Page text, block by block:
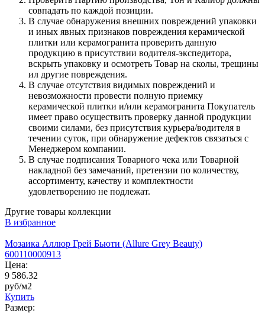
совпадать по каждой позиции.
В случае обнаружения внешних повреждений упаковки
и иных явных признаков повреждения керамической
плитки или керамогранита проверить данную
продукцию в присутствии водителя-экспедитора,
вскрыть упаковку и осмотреть Товар на сколы, трещины
ил другие повреждения.
В случае отсутствия видимых повреждений и
невозможности провести полную приемку
керамической плитки и/или керамогранита Покупатель
имеет право осуществить проверку данной продукции
своими силами, без присутствия курьера/водителя в
течении суток, при обнаружение дефектов связаться с
Менеджером компании.
В случае подписания Товарного чека или Товарной
накладной без замечаний, претензии по количеству,
ассортименту, качеству и комплектности
удовлетворению не подлежат.
Другие товары коллекции
В избранное
Мозаика Аллюр Грей Бьюти (Allure Grey Beauty)
600110000913
Цена:
9 586.32
руб/м2
Купить
Размер: